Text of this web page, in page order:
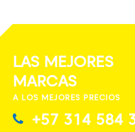
LAS MEJORES
MARCAS
A LOS MEJORES PRECIOS
+57 314 584